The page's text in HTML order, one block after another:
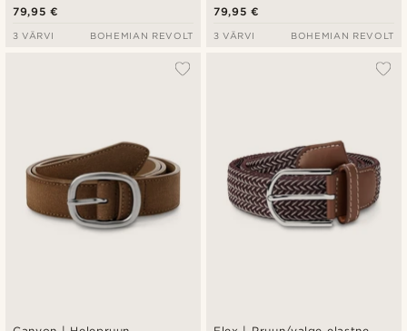
79,95 €
3 VÄRVI BOHEMIAN REVOLT
79,95 €
3 VÄRVI BOHEMIAN REVOLT